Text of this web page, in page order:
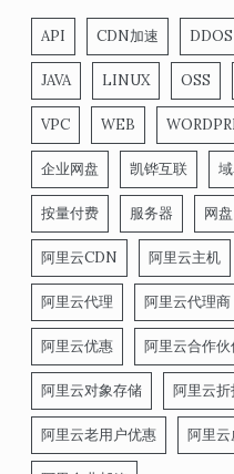
API CDN加速 DDOS
JAVA LINUX OSS
VPC WEB
企业网盘 凯铧互联
按量付费 服务器 网盘
阿里云CDN 阿里云主机
阿里云代理 阿里云代理商
阿里云优惠 阿里云合作伙
阿里云对象存储 阿里云折
阿里云老用户优惠 阿里